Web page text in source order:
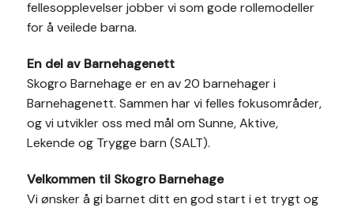
fellesopplevelser jobber vi som gode rollemodeller
for å veilede barna.
En del av Barnehagenett
Skogro Barnehage er en av 20 barnehager i
Barnehagenett. Sammen har vi felles fokusområder,
og vi utvikler oss med mål om Sunne, Aktive,
Lekende og Trygge barn (SALT).
Velkommen til Skogro Barnehage
Vi ønsker å gi barnet ditt en god start i et trygt og